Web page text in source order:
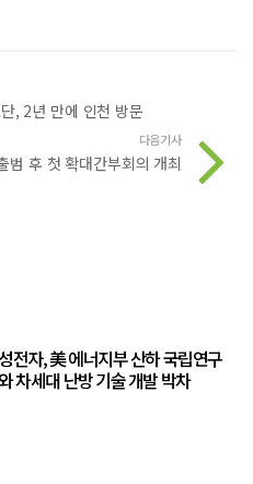
, 2년 만에 인천 방문
다음기사
범 후 첫 확대간부회의 개최
전자, 美 에너지부 산하 국립연구
차세대 난방 기술 개발 박차